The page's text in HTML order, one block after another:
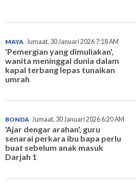
MAYA Jumaat, 30 Januari 2026 7:18 AM
'Pemergian yang dimuliakan',
wanita meninggal dunia dalam
kapal terbang lepas tunaikan
umrah
BONDA Jumaat, 30 Januari 2026 6:20 AM
'Ajar dengar arahan', guru
senarai perkara ibu bapa perlu
buat sebelum anak masuk
Darjah 1